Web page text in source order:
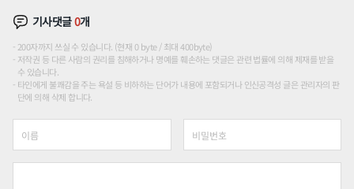
기사댓글0개
200자까지 쓰실 수 있습니다. (현재 0 byte / 최대 400byte)
저작권 등 다른 사람의 권리를 침해하거나 명예를 훼손하는 댓글은 관련 법률에 의해 제재를 받을
수 있습니다.
타인에게 불쾌감을 주는 욕설 등 비하하는 단어가 내용에 포함되거나 인신공격성 글은 관리자의 판
단에 의해 삭제 합니다.